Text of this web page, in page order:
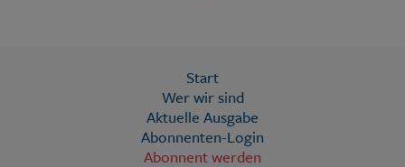
Start
Wer wir sind
Aktuelle Ausgabe
Abonnenten-Login
Abonnent werden